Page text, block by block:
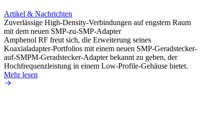
Artikel & Nachrichten
Zuverlässige High-Density-Verbindungen auf engstem Raum
mit dem neuen SMP-zu-SMP-Adapter
Amphenol RF freut sich, die Erweiterung seines
Koaxialadapter-Portfolios mit einem neuen SMP-Geradstecker-
auf-SMPM-Geradstecker-Adapter bekannt zu geben, der
Hochfrequenzleistung in einem Low-Profile-Gehäuse bietet.
Mehr lesen